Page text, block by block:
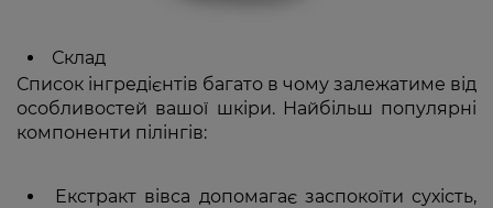
Склад
Список інгредієнтів багато в чому залежатиме від
особливостей вашої шкіри. Найбільш популярні
компоненти пілінгів:
Екстракт вівса допомагає заспокоїти сухість,